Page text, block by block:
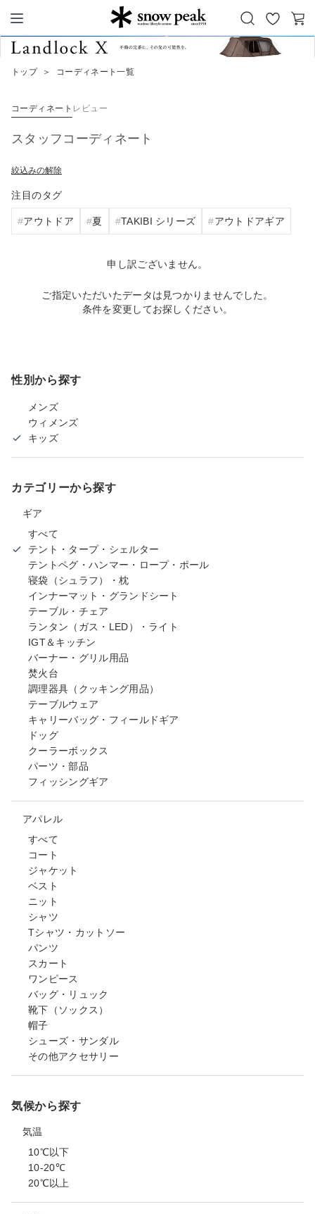
Snow Peak
お
気
カ
トップ ＞ コーディネート一覧
コーディネート レビュー
スタッフコーディネート
絞込みの解除
注目のタグ
アウトドア 夏 TAKIBI シリーズ アウトドアギア
申し訳ございません。
ご指定いただいたデータは見つかりませんでした。
条件を変更してお探しください。
性別から探す
メンズ
ウィメンズ
キッズ
カテゴリーから探す
ギア
すべて
テント・タープ・シェルター
テントペグ・ハンマー・ロープ・ポール
寝袋（シュラフ）・枕
インナーマット・グランドシート
テーブル・チェア
ランタン（ガス・LED）・ライト
IGT＆キッチン
バーナー・グリル用品
焚火台
調理器具（クッキング用品）
テーブルウェア
キャリーバッグ・フィールドギア
ドッグ
クーラーボックス
パーツ・部品
フィッシングギア
アパレル
すべて
コート
ジャケット
ベスト
ニット
シャツ
Tシャツ・カットソー
パンツ
スカート
ワンピース
バッグ・リュック
靴下（ソックス）
帽子
シューズ・サンダル
その他アクセサリー
気候から探す
気温
10℃以下
10-20℃
20℃以上